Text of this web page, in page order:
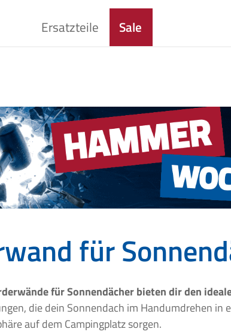
Ersatzteile
Sale
für
für Sonnendächer bieten dir den
die dein Sonnendach im Handumdrehen
auf dem Campingplatz sorgen.